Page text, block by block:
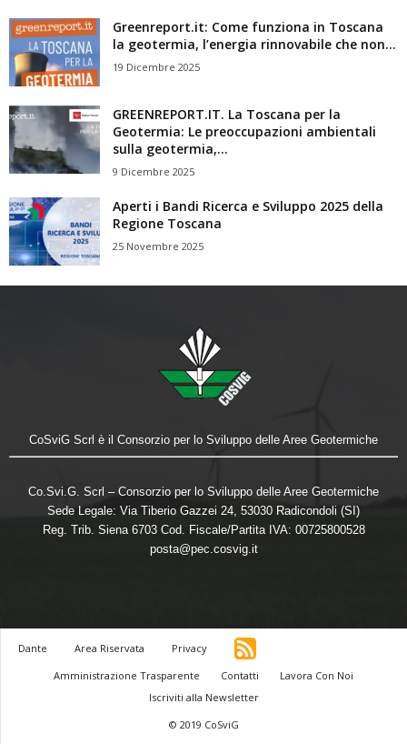
Greenreport.it: Come funziona in Toscana
la geotermia, l’energia rinnovabile che non...
19 Dicembre 2025
GREENREPORT.IT. La Toscana per la
Geotermia: Le preoccupazioni ambientali
sulla geotermia,...
9 Dicembre 2025
Aperti i Bandi Ricerca e Sviluppo 2025 della
Regione Toscana
25 Novembre 2025
CoSviG Scrl è il Consorzio per lo Sviluppo delle Aree Geotermiche
Co.Svi.G. Scrl – Consorzio per lo Sviluppo delle Aree Geotermiche
Sede Legale: Via Tiberio Gazzei 24, 53030 Radicondoli (SI)
Reg. Trib. Siena 6703 Cod. Fiscale/Partita IVA: 00725800528
posta@pec.cosvig.it
Dante Area Riservata
Privacy
Amministrazione Trasparente
Contatti
Lavora Con Noi
Iscriviti alla Newsletter
© 2019 CoSviG